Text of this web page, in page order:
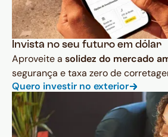
Invista no seu futuro em dólar
Aproveite a solidez do mercado
segurança e taxa zero de
Quero investir no exterior